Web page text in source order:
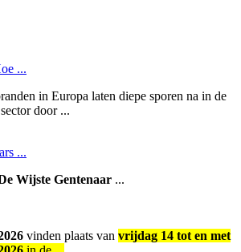
...
in Europa laten diepe sporen na in de
door ...
...
Wijste Gentenaar ...
vinden plaats van vrijdag 14 tot en met